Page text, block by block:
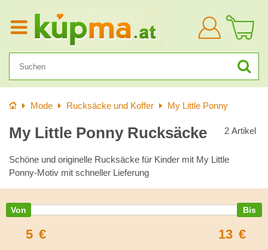
Anmelden
Startseite
Mode Rucksäcke und Koffer My Little Ponny
My Little Ponny Rucksäcke 2 Artikel
Schöne und originelle Rucksäcke für Kinder mit My Little
Ponny-Motiv mit schneller Lieferung
5 € 13 €